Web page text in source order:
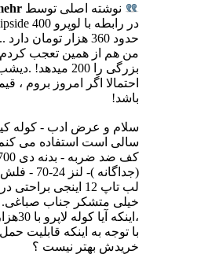
نوشته اصلی توسط
حدود 360 هزار تومان دارد ...
من هم از همین تعجب کردم
احتمالا اگر امروز بروم ،
باشد!
سلام و عرض ادب - کوله
سالی است استفاده می
لب تاپ 12 اینجی براحتی در خود جای می دهد .
خیلی متشکر جناب
،اینکه
با توجه به اینکه قابلیت
خریدش بهتر نیست ؟